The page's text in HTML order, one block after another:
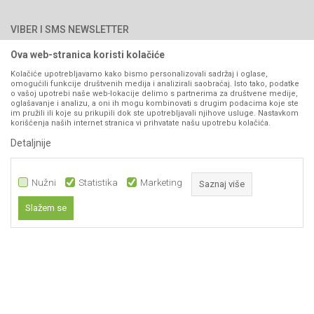
Kontakt
Pravo na odustajanje
Reklamacije
Povraćaj sredstava
Zamjena artikala
Plaćanje karticama
VIBER I SMS NEWSLETTER
PRATITE NAS
Ova web-stranica koristi kolačiće
Kolačiće upotrebljavamo kako bismo personalizovali sadržaj i oglase,
omogućili funkcije društvenih medija i analizirali saobraćaj. Isto tako, podatke
o vašoj upotrebi naše web-lokacije delimo s partnerima za društvene medije,
oglašavanje i analizu, a oni ih mogu kombinovati s drugim podacima koje ste
im pružili ili koje su prikupili dok ste upotrebljavali njihove usluge. Nastavkom
korišćenja naših internet stranica vi prihvatate našu upotrebu kolačića.
Detaljnije
Nužni Statistika Marketing Saznaj više
Slažem se